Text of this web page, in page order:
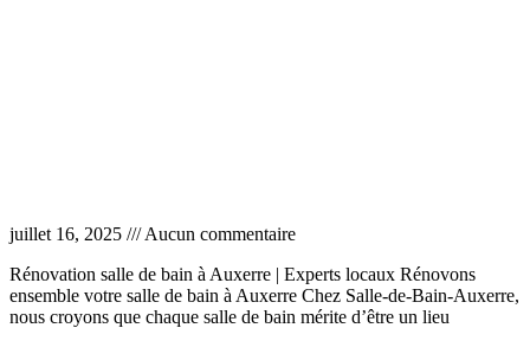
juillet 16, 2025
Aucun commentaire
Rénovation salle de bain à Auxerre | Experts locaux Rénovons
ensemble votre salle de bain à Auxerre Chez Salle-de-Bain-Auxerre,
nous croyons que chaque salle de bain mérite d’être un lieu